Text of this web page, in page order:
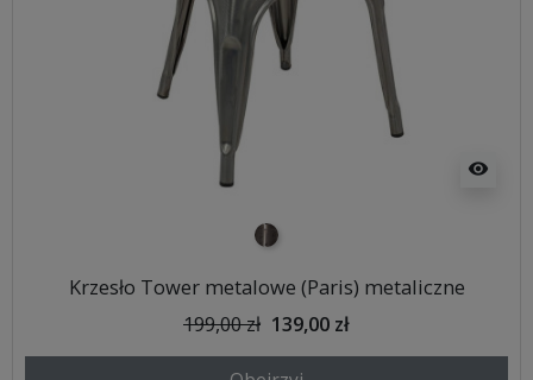
visibility
metalowy
Krzesło Tower metalowe (Paris) metaliczne
199,00 zł 139,00 zł